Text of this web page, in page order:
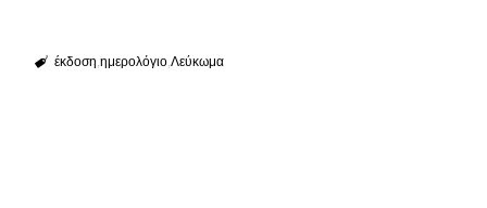
έκδοση ημερολόγιο Λεύκωμα